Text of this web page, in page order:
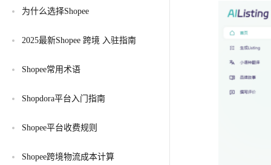
为什么选择Shopee
2025最新Shopee 跨境 入驻指南
Shopee常用术语
Shopdora平台入门指南
Shopee平台收费规则
Shopee跨境物流成本计算